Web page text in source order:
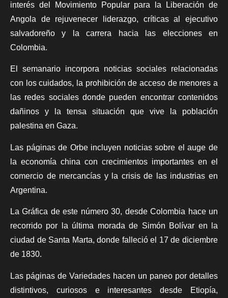
interés del Movimiento Popular para la Liberación de
Angola de rejuvenecer liderazgo, críticas al ejecutivo
salvadoreño y la carrera hacia las elecciones en
Colombia.
El semanario incorpora noticias sociales relacionadas
con los cuidados, la prohibición de acceso de menores a
las redes sociales donde pueden encontrar contenidos
dañinos y la tensa situación que vive la población
palestina en Gaza.
Las páginas de Orbe incluyen noticias sobre el auge de
la economía china con crecimientos importantes en el
comercio de mercancías y la crisis de las industrias en
Argentina.
La Gráfica de este número 30, desde Colombia hace un
recorrido por la última morada de Simón Bolívar en la
ciudad de Santa Marta, donde falleció el 17 de diciembre
de 1830.
Las páginas de Variedades hacen un paneo por detalles
distintivos, curiosos e interesantes desde Etiopía,